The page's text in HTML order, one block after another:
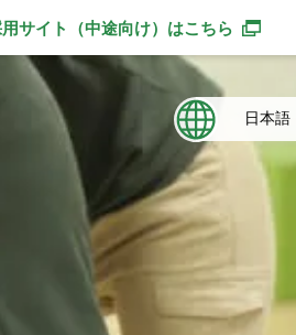
サイト（中途向け） はこちら
別ウィンドウで開きます
日本語